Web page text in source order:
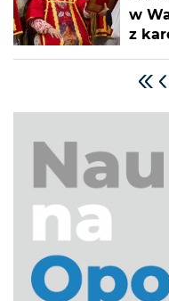
w
z